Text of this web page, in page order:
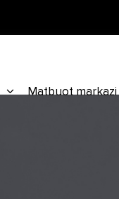
Matbuot markazi